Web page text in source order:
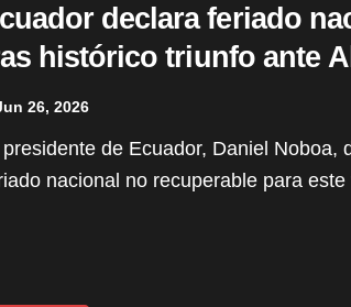
declara feriado
histórico triunfo ante
el Mundial 2026
26, 2026
nacional no recuperable para este